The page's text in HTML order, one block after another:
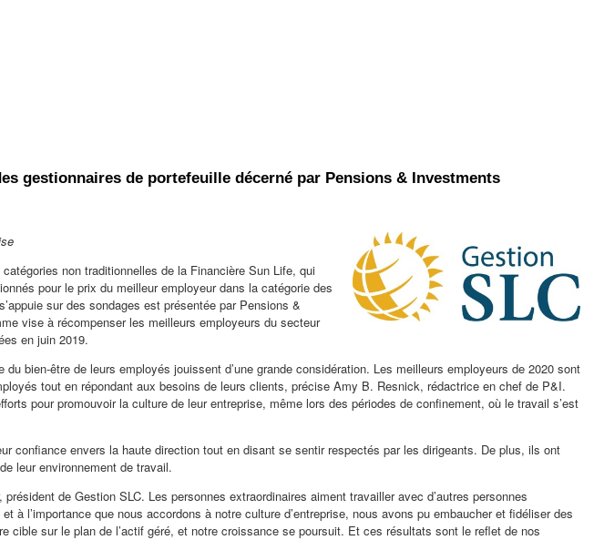
gestionnaires de portefeuille décerné par Pensions & Investments
non traditionnelles de la Financière Sun Life, qui
pour le prix du meilleur employeur dans la catégorie des
sur des sondages est présentée par Pensions &
vise à récompenser les meilleurs employeurs du secteur
en juin 2019.
bien-être de leurs employés jouissent d’une grande considération. Les meilleurs employeurs de 2020 sont
tout en répondant aux besoins de leurs clients, précise Amy B. Resnick, rédactrice en chef de P&I.
pour promouvoir la culture de leur entreprise, même lors des périodes de confinement, où le travail s’est
confiance envers la haute direction tout en disant se sentir respectés par les dirigeants. De plus, ils ont
leur environnement de travail.
de Gestion SLC. Les personnes extraordinaires aiment travailler avec d’autres personnes
l’importance que nous accordons à notre culture d’entreprise, nous avons pu embaucher et fidéliser des
sur le plan de l’actif géré, et notre croissance se poursuit. Et ces résultats sont le reflet de nos